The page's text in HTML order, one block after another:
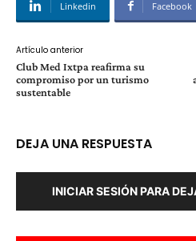
Linkedin Facebook
Artículo anterior
Club Med Ixtpa reafirma su
compromiso por un turismo
sustentable
DEJA UNA RESPUESTA
INICIAR SESIÓN PARA